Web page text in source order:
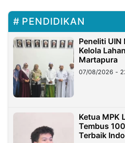
PENDIDIKAN
Peneliti UIN
Kelola
Martapura
07/08/2026 -
Ketua MPK
Tembus
Terbaik